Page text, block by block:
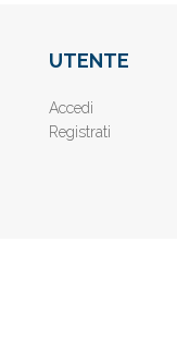
UTENTE
Accedi
Registrati